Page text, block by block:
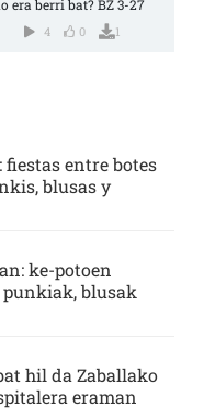
era berri bat? BZ 3-27
4 0 1
fiestas entre botes
blusas y
ke-potoen
blusak
hil da Zaballako
eraman